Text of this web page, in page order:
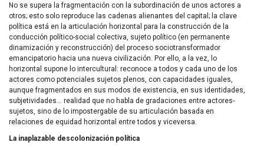
No se supera la fragmentación con la subordinación de unos actores a
otros; esto solo reproduce las cadenas alienantes del capital; la clave
política está en la articulación horizontal para la construcción de la
conducción político-social colectiva, sujeto político (en permanente
dinamización y reconstrucción) del proceso sociotransformador
emancipatorio hacia una nueva civilización. Por ello, a la vez, lo
horizontal supone lo intercultural: reconoce a todos y cada uno de los
actores como potenciales sujetos plenos, con capacidades iguales,
aunque fragmentados en sus modos de existencia, en sus identidades,
subjetividades… realidad que no habla de gradaciones entre actores-
sujetos, sino de lo impostergable de su articulación basada en
relaciones de equidad horizontal entre todos y viceversa.
La inaplazable descolonización política